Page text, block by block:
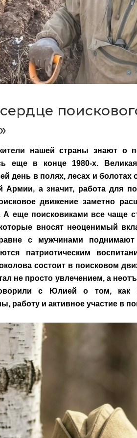
нашей страны знают о
еще в конце 1980-х.
день в полях, лесах и
Армии, а значит, работа для
движение заметно
А еще поисковиками все чаще
вносят неоценимый
с мужчинами поднимают
патриотическим
состоит в поисковом
не просто увлечением, а
с Юлией о том, как
работу и активное участие в